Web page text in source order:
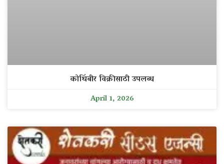
कोथिंबीर विक्रीसाठी उपलब्ध
April 1, 2026